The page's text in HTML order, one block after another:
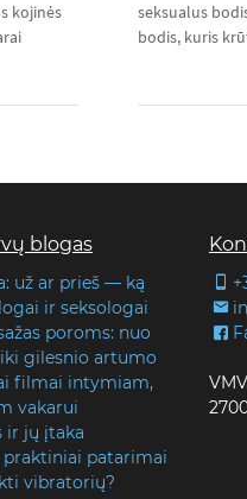
kojinės
seksualus
bodis, kuris
blogas
už ar prieš — ką
ir seksologai
poroms: nuo
gilesnio artumo
filmai intymiam,
vakarui
ir jų įtaka
praktiniai patarimai
vibratorių?